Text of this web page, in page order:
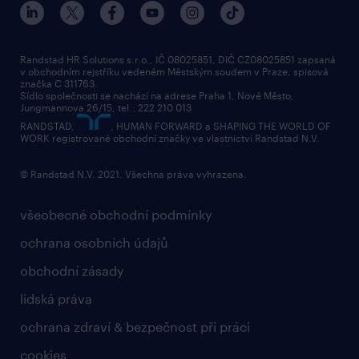
tiskové zprávy
společenská odpovědnost
přidej se k nám
kontakty & pobočky
bezpečnostní politika
všeobecné obchodní podmínky
ochrana osobních údajů
obchodní zásady
lidská práva
ochrana zdraví & bezpečnost při práci
cookies
Randstad HR Solutions s.r.o., IČ 08025851, DIČ CZ08025851 zapsaná
v obchodním rejstříku vedeném Městským soudem v Praze, spisová
značka C 311763.
Sídlo společnosti se nachází na adrese Praha 1, Nové Město,
Jungmannova 26/15, tel.: 222 210 013
RANDSTAD,
, HUMAN FORWARD a SHAPING THE WORLD OF
WORK registrované obchodní značky ve vlastnictví Randstad N.V.
© Randstad N.V. 2021. Všechna práva vyhrazena.